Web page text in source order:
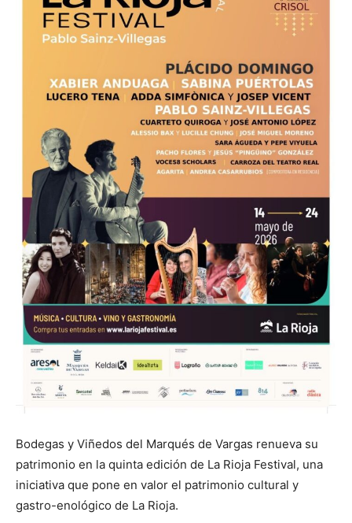
Bodegas y Viñedos del Marqués de Vargas renueva su
patrimonio en la quinta edición de La Rioja Festival, una
iniciativa que pone en valor el patrimonio cultural y
gastro-enológico de La Rioja.